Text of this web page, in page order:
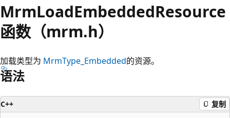
MrmLoadEmbeddedResource
函数（mrm.h）
加载类型为 MrmType_Embedded的资源。
语法
C++ 复制